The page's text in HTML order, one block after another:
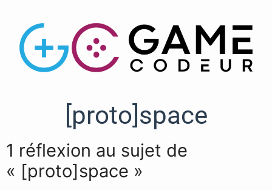
[proto]space
1 réflexion au sujet de
« [proto]space »